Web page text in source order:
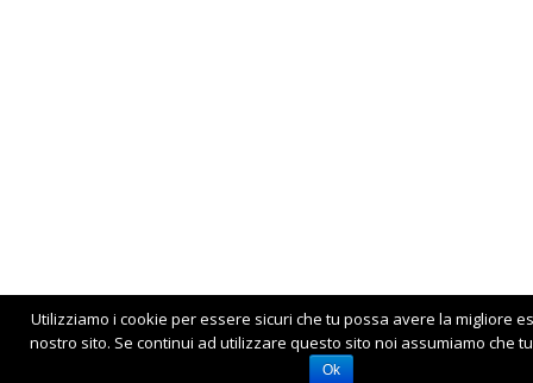
Utilizziamo i cookie per essere sicuri che tu possa avere la migliore
nostro sito. Se continui ad utilizzare questo sito noi assumiamo che
Ok